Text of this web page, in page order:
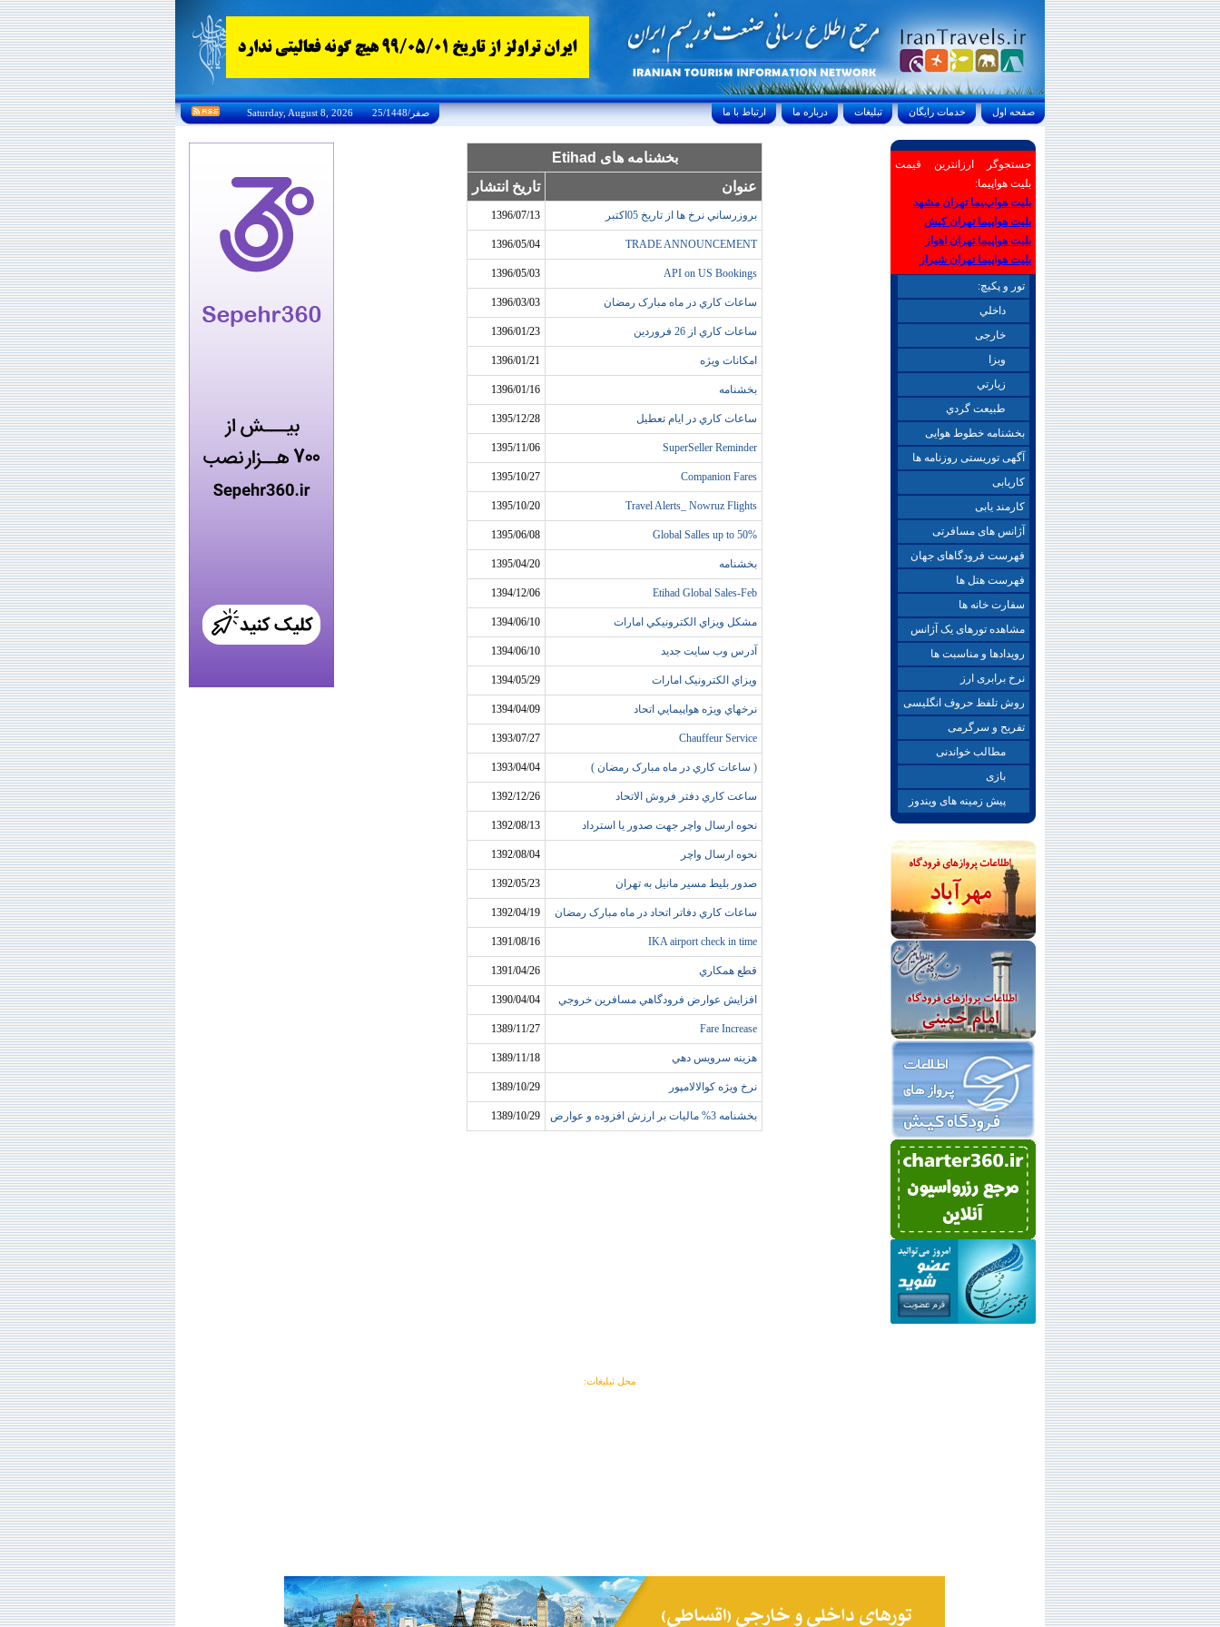
Saturday, August 8, 2026 25/صفر/1448 ارتباط با ما درباره ما تبليغات خدمات رايگان صفحه اول
بخشنامه های Etihad
عنوان
تاریخ انتشار
بروزرساني نرخ ها از تاريخ 05اکتبر 1396/07/13
TRADE ANNOUNCEMENT
1396/05/04
API on US Bookings
1396/05/03
ساعات کاري در ماه مبارک رمضان 1396/03/03
ساعات کاري از 26 فروردين 1396/01/23
امکانات ويژه 1396/01/21
بخشنامه 1396/01/16
ساعات کاري در ايام تعطيل 1395/12/28
SuperSeller Reminder
1395/11/06
Companion Fares
1395/10/27
Travel Alerts_ Nowruz Flights
1395/10/20
Global Salles up to 50%
1395/06/08
بخشنامه 1395/04/20
Etihad Global Sales-Feb
1394/12/06
مشکل ويزاي الکترونيکي امارات 1394/06/10
آدرس وب سايت جديد 1394/06/10
ويزاي الکترونيک امارات 1394/05/29
نرخهاي ويژه هواپيمايي اتحاد 1394/04/09
Chauffeur Service
1393/07/27
( ساعات کاري در ماه مبارک رمضان ) 1393/04/04
ساعت کاري دفتر فروش الاتحاد 1392/12/26
نحوه ارسال واچر جهت صدور يا استرداد 1392/08/13
نحوه ارسال واچر 1392/08/04
صدور بليط مسير مانيل به تهران 1392/05/23
ساعات کاري دفاتر اتحاد در ماه مبارک رمضان 1392/04/19
IKA airport check in time
1391/08/16
قطع همکاري 1391/04/26
افزايش عوارض فرودگاهي مسافرين خروجي 1390/04/04
Fare Increase
1389/11/27
هزينه سرويس دهي 1389/11/18
نرخ ويژه کوالالامپور 1389/10/29
بخشنامه 3% ماليات بر ارزش افزوده و عوارض 1389/10/29
جستجوگر ارزانترین قیمت
بلیت هواپیما:
بلیت هواپیما تهران مشهد
بلیت هواپیما تهران کیش
بلیت هواپیما تهران اهواز
بلیت هواپیما تهران شیراز
تور و پکیچ:
داخلي
خارجی
ويزا
زيارتي
طبيعت گردي
بخشنامه خطوط هوایی
آگهی توریستی روزنامه ها
کاریابی
کارمند یابی
آژانس های مسافرتی
فهرست فرودگاهای جهان
فهرست هتل ها
سفارت خانه ها
مشاهده تورهای یک آژانس
رویدادها و مناسبت ها
نرخ برابری ارز
روش تلفظ حروف انگلیسی
تفریح و سرگرمی
مطالب خواندنی
بازی
پیش زمینه های ویندوز
محل تبلیغات: